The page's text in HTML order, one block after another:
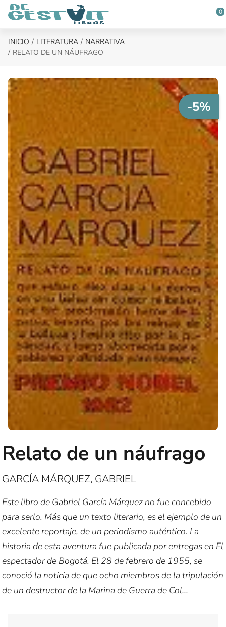
Saltar al contenido principal
0
INICIO LITERATURA
NARRATIVA
RELATO DE UN NÁUFRAGO
-5%
Relato de un náufrago
GARCÍA MÁRQUEZ, GABRIEL
Este libro de Gabriel García Márquez no fue concebido
para serlo. Más que un texto literario, es el ejemplo de un
excelente reportaje, de un periodismo auténtico. La
historia de esta aventura fue publicada por entregas en El
espectador de Bogotá. El 28 de febrero de 1955, se
conoció la noticia de que ocho miembros de la tripulación
de un destructor de la Marina de Guerra de Col...